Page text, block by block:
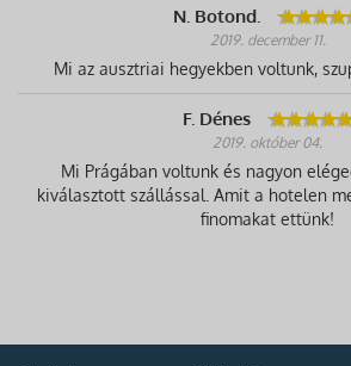
N. Botond.
2019. december 11.
Mi az ausztriai hegyekben voltunk,
F. Dénes
2019. október 04.
Mi Prágában voltunk és nagyon
kiválasztott szállással. Amit a hotelen
finomakat ettünk!